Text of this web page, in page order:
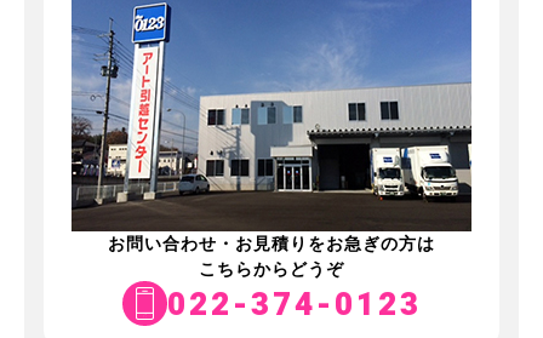
お問い合わせ・お見積りをお急ぎの方は
こちらからどうぞ
022-374-0123